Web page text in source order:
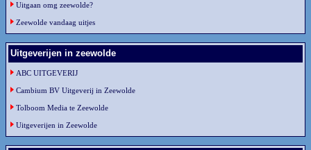
Uitgaan omg zeewolde?
Zeewolde vandaag uitjes
Uitgeverijen in zeewolde
ABC UITGEVERIJ
Cambium BV Uitgeverij in Zeewolde
Tolboom Media te Zeewolde
Uitgeverijen in Zeewolde